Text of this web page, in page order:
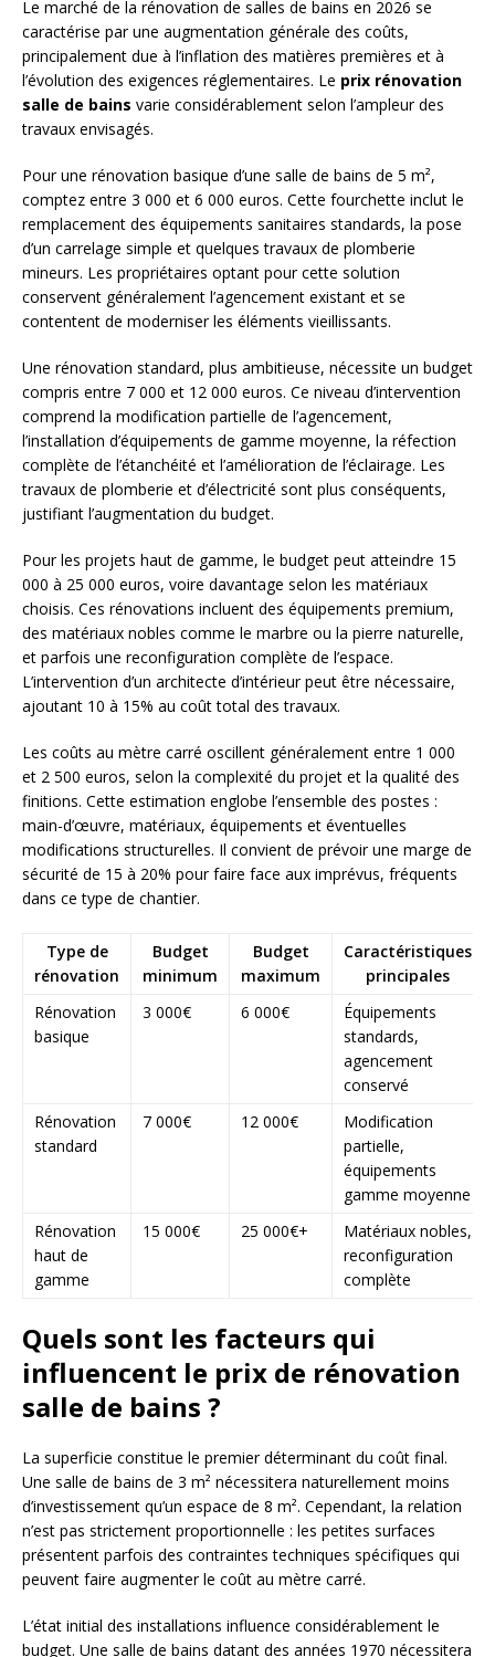
Le marché de la rénovation de salles de bains en 2026 se
caractérise par une augmentation générale des coûts,
principalement due à l’inflation des matières premières et à
l’évolution des exigences réglementaires. Le prix rénovation
salle de bains varie considérablement selon l’ampleur des
travaux envisagés.
Pour une rénovation basique d’une salle de bains de 5 m²,
comptez entre 3 000 et 6 000 euros. Cette fourchette inclut le
remplacement des équipements sanitaires standards, la pose
d’un carrelage simple et quelques travaux de plomberie
mineurs. Les propriétaires optant pour cette solution
conservent généralement l’agencement existant et se
contentent de moderniser les éléments vieillissants.
Une rénovation standard, plus ambitieuse, nécessite un budget
compris entre 7 000 et 12 000 euros. Ce niveau d’intervention
comprend la modification partielle de l’agencement,
l’installation d’équipements de gamme moyenne, la réfection
complète de l’étanchéité et l’amélioration de l’éclairage. Les
travaux de plomberie et d’électricité sont plus conséquents,
justifiant l’augmentation du budget.
Pour les projets haut de gamme, le budget peut atteindre 15
000 à 25 000 euros, voire davantage selon les matériaux
choisis. Ces rénovations incluent des équipements premium,
des matériaux nobles comme le marbre ou la pierre naturelle,
et parfois une reconfiguration complète de l’espace.
L’intervention d’un architecte d’intérieur peut être nécessaire,
ajoutant 10 à 15% au coût total des travaux.
Les coûts au mètre carré oscillent généralement entre 1 000
et 2 500 euros, selon la complexité du projet et la qualité des
finitions. Cette estimation englobe l’ensemble des postes :
main-d’œuvre, matériaux, équipements et éventuelles
modifications structurelles. Il convient de prévoir une marge de
sécurité de 15 à 20% pour faire face aux imprévus, fréquents
dans ce type de chantier.
Type de
rénovation
Budget
minimum
Budget
maximum
Caractéristiques
principales
Rénovation
basique
3 000€ 6 000€
Équipements
standards,
agencement
conservé
Rénovation
standard
7 000€ 12 000€
Modification
partielle,
équipements
gamme moyenne
Rénovation
haut de
gamme
15 000€ 25 000€+
Matériaux nobles,
reconfiguration
complète
Quels sont les facteurs qui
influencent le prix de rénovation
salle de bains ?
La superficie constitue le premier déterminant du coût final.
Une salle de bains de 3 m² nécessitera naturellement moins
d’investissement qu’un espace de 8 m². Cependant, la relation
n’est pas strictement proportionnelle : les petites surfaces
présentent parfois des contraintes techniques spécifiques qui
peuvent faire augmenter le coût au mètre carré.
L’état initial des installations influence considérablement le
budget. Une salle de bains datant des années 1970 nécessitera